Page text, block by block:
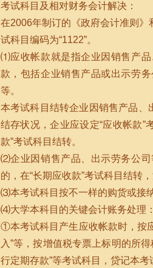
考试科目及相对财务会计解决：
在2006年制订的《政府会计准则
试科目编码为“1122”。
⑴应收帐款就是指企业因销售产
款，包括企业销售产品或出示劳
等。
本考试科目结转企业因销售产品、
结存状况，企业应设定“应收帐款”
款”考试科目结转。
⑵企业因销售产品、出示劳务公
的，在“长期应收款”考试科目结转
⑶本考试科目按不一样的购货或接
⑷大学本科目的关键会计账务处理：
①本考试科目产生应收帐款时，按
入”等，按增值税专票上标明的所
行定期存款”等考试科目，贷记本考